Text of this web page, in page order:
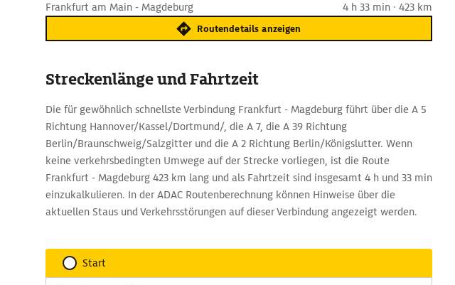
Frankfurt am Main - Magdeburg 4 h 33 min · 423 km
Routendetails anzeigen
Streckenlänge und Fahrtzeit
Die für gewöhnlich schnellste Verbindung Frankfurt - Magdeburg führt über die A 5
Richtung Hannover/Kassel/Dortmund/, die A 7, die A 39 Richtung
Berlin/Braunschweig/Salzgitter und die A 2 Richtung Berlin/Königslutter. Wenn
keine verkehrsbedingten Umwege auf der Strecke vorliegen, ist die Route
Frankfurt - Magdeburg 423 km lang und als Fahrtzeit sind insgesamt 4 h und 33 min
einzukalkulieren. In der ADAC Routenberechnung können Hinweise über die
aktuellen Staus und Verkehrsstörungen auf dieser Verbindung angezeigt werden.
Start